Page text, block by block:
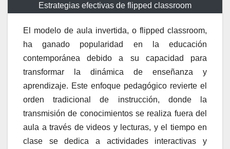
Estrategias efectivas de flipped classroom
El modelo de aula invertida, o flipped classroom,
ha ganado popularidad en la educación
contemporánea debido a su capacidad para
transformar la dinámica de enseñanza y
aprendizaje. Este enfoque pedagógico revierte el
orden tradicional de instrucción, donde la
transmisión de conocimientos se realiza fuera del
aula a través de videos y lecturas, y el tiempo en
clase se dedica a actividades interactivas y